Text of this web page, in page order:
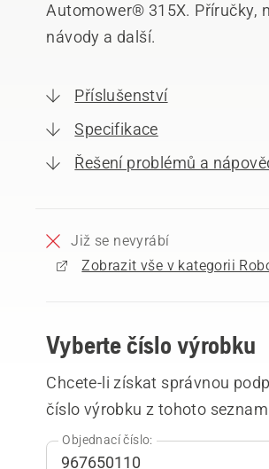
Automower® 315X. Příručky,
návody a další.
Příslušenství
Specifikace
Řešení problémů a
Již se nevyrábí
Vyberte číslo výrobku
Chcete-li získat správnou
číslo výrobku z tohoto
Objednací číslo: